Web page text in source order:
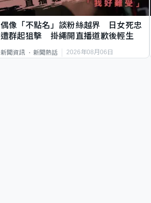
偶像「不點名」談粉絲越界 日女死忠
遭群起狙擊 掛繩開直播道歉後輕生
新聞資訊 新聞熱話 2026年08月06日